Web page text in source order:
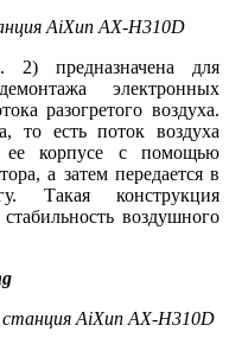
AiXun AX-H310D
предназначена для
электронных
разогретого воздуха.
то есть поток воздуха
ее корпусе с помощью
а затем передается в
Такая конструкция
воздушного
AiXun AX-H310D